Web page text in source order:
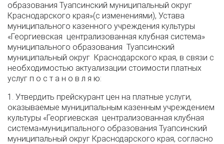
образования Туапсинский муниципальный округ
Краснодарского края»(с изменениями), Устава
муниципального казенного учреждения культуры
«Георгиевская централизованная клубная система»
муниципального образования Туапсинский
муниципальный округ Краснодарского края, в связи с
необходимостью актуализации стоимости платных
услуг п о с т а н о в л я ю:
1. Утвердить прейскурант цен на платные услуги,
оказываемые муниципальным казенным учреждением
культуры «Георгиевская централизованная клубная
система»муниципального образования Туапсинский
муниципальный округ Краснодарского края, согласно